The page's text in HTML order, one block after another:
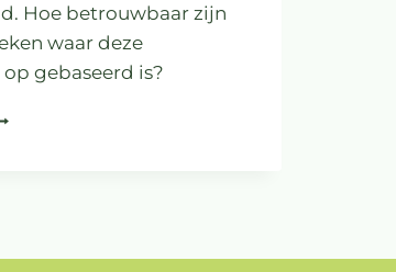
Hoe betrouwbaar zijn
waar deze
gebaseerd is?